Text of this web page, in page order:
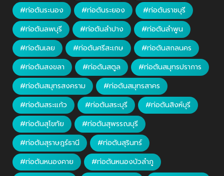
#ท่อตันระนอง
#ท่อตันระยอง
#ท่อตันราชบุรี
#ท่อตันลพบุรี
#ท่อตันลำปาง
#ท่อตันลำพูน
#ท่อตันเลย
#ท่อตันศรีสะเกษ
#ท่อตันสกลนคร
#ท่อตันสงขลา
#ท่อตันสตูล
#ท่อตันสมุทรปราการ
#ท่อตันสมุทรสงคราม
#ท่อตันสมุทรสาคร
#ท่อตันสระแก้ว
#ท่อตันสระบุรี
#ท่อตันสิงห์บุรี
#ท่อตันสุโขทัย
#ท่อตันสุพรรณบุรี
#ท่อตันสุราษฎร์ธานี
#ท่อตันสุรินทร์
#ท่อตันหนองคาย
#ท่อตันหนองบัวลำภู